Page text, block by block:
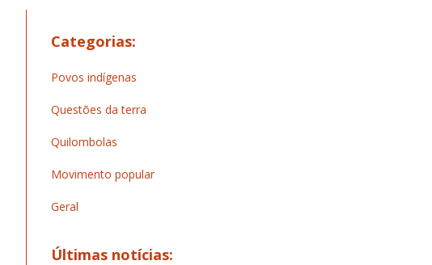
Categorias:
Povos indígenas
Questões da terra
Quilombolas
Movimento popular
Geral
Últimas notícias: